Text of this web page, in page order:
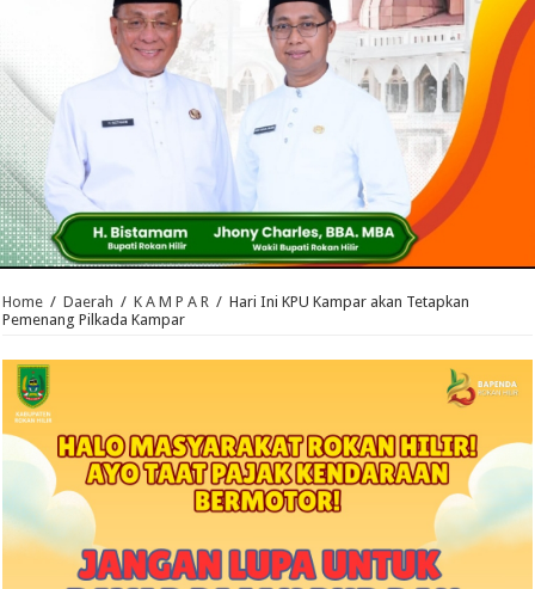
Home / Daerah / K A M P A R / Hari Ini KPU Kampar akan Tetapkan
Pemenang Pilkada Kampar